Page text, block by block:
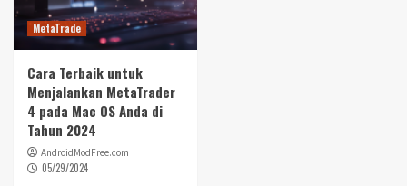
MetaTrade
Cara Terbaik untuk
Menjalankan MetaTrader
4 pada Mac OS Anda di
Tahun 2024
AndroidModFree.com
05/29/2024